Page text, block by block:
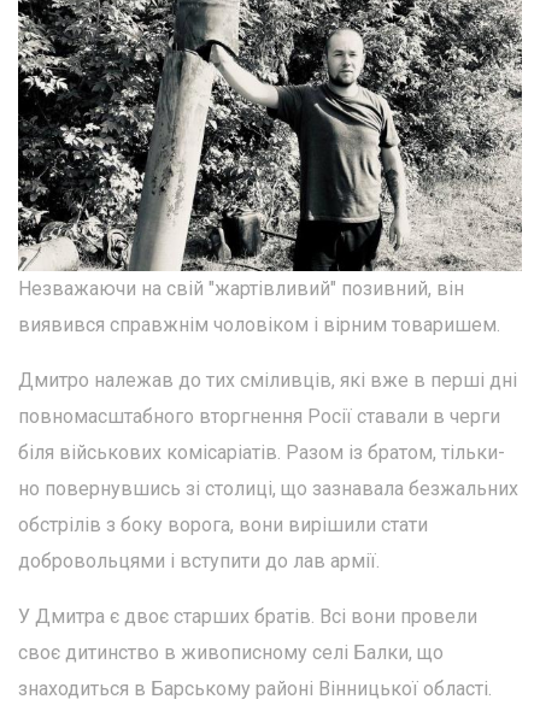
Незважаючи на свій "жартівливий" позивний, він
виявився справжнім чоловіком і вірним товаришем.
Дмитро належав до тих сміливців, які вже в перші дні
повномасштабного вторгнення Росії ставали в черги
біля військових комісаріатів. Разом із братом, тільки-
но повернувшись зі столиці, що зазнавала безжальних
обстрілів з боку ворога, вони вирішили стати
добровольцями і вступити до лав армії.
У Дмитра є двоє старших братів. Всі вони провели
своє дитинство в живописному селі Балки, що
знаходиться в Барському районі Вінницької області.